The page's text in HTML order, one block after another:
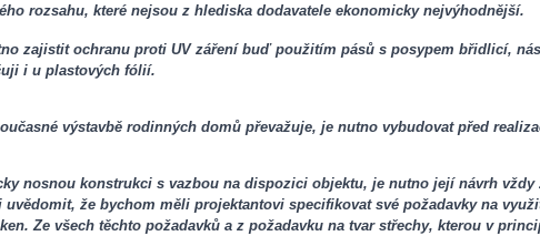
rozsahu, které nejsou z hlediska dodavatele ekonomicky nejvýhodnější.
zajistit ochranu proti UV záření buď použitím pásů s posypem břidlicí,
i u plastových fólií.
výstavbě rodinných domů převažuje, je nutno vybudovat před
nosnou konstrukci s vazbou na dispozici objektu, je nutno její návrh vždy
uvědomit, že bychom měli projektantovi specifikovat své požadavky na
Ze všech těchto požadavků a z požadavku na tvar střechy, kterou v